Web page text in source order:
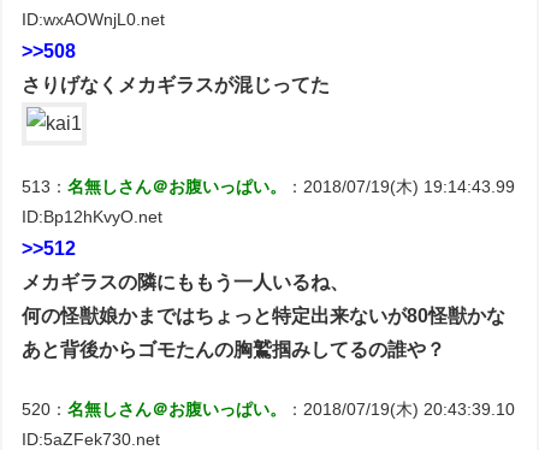
ID:wxAOWnjL0.net
>>508
さりげなくメカギラスが混じってた
513：名無しさん＠お腹いっぱい。
：2018/07/19(木) 19:14:43.99
ID:Bp12hKvyO.net
>>512
メカギラスの隣にももう一人いるね、
何の怪獣娘かまではちょっと特定出来ないが80怪獣かな
あと背後からゴモたんの胸鷲掴みしてるの誰や？
520：名無しさん＠お腹いっぱい。
：2018/07/19(木) 20:43:39.10
ID:5aZFek730.net